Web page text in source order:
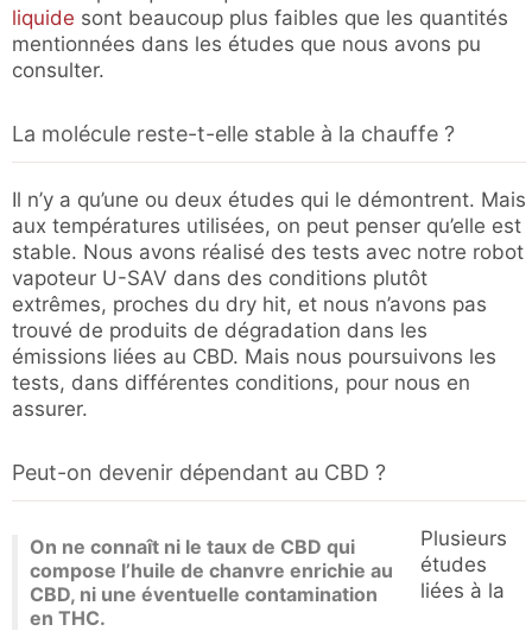
liquide sont beaucoup plus faibles que les quantités
mentionnées dans les études que nous avons pu
consulter.
La molécule reste-t-elle stable à la chauffe ?
Il n’y a qu’une ou deux études qui le démontrent. Mais
aux températures utilisées, on peut penser qu’elle est
stable. Nous avons réalisé des tests avec notre robot
vapoteur U-SAV dans des conditions plutôt
extrêmes, proches du dry hit, et nous n’avons pas
trouvé de produits de dégradation dans les
émissions liées au CBD. Mais nous poursuivons les
tests, dans différentes conditions, pour nous en
assurer.
Peut-on devenir dépendant au CBD ?
On ne connaît ni le taux de CBD qui
compose l’huile de chanvre enrichie au
CBD, ni une éventuelle contamination
en THC.
Plusieurs
études
liées à la